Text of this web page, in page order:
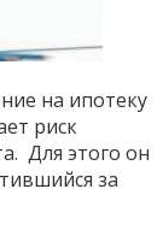
на ипотеку
риск
Для этого он
за